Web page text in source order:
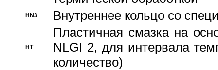
HN3 Внутреннее кольцо со
HT
Пластичная смазка на
NLGI 2, для интервала
количество)